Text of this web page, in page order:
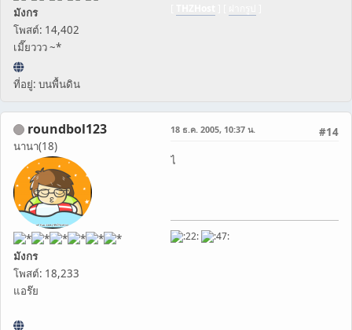
มังกร
โพสต์: 14,402
เมี๊ยววว ~*
ที่อยู่: บนพื้นดิน
roundbol123
นานา(18)
มังกร
โพสต์: 18,233
แอร๊ย
#14
18 ธ.ค. 2005, 10:37 น.
ไ